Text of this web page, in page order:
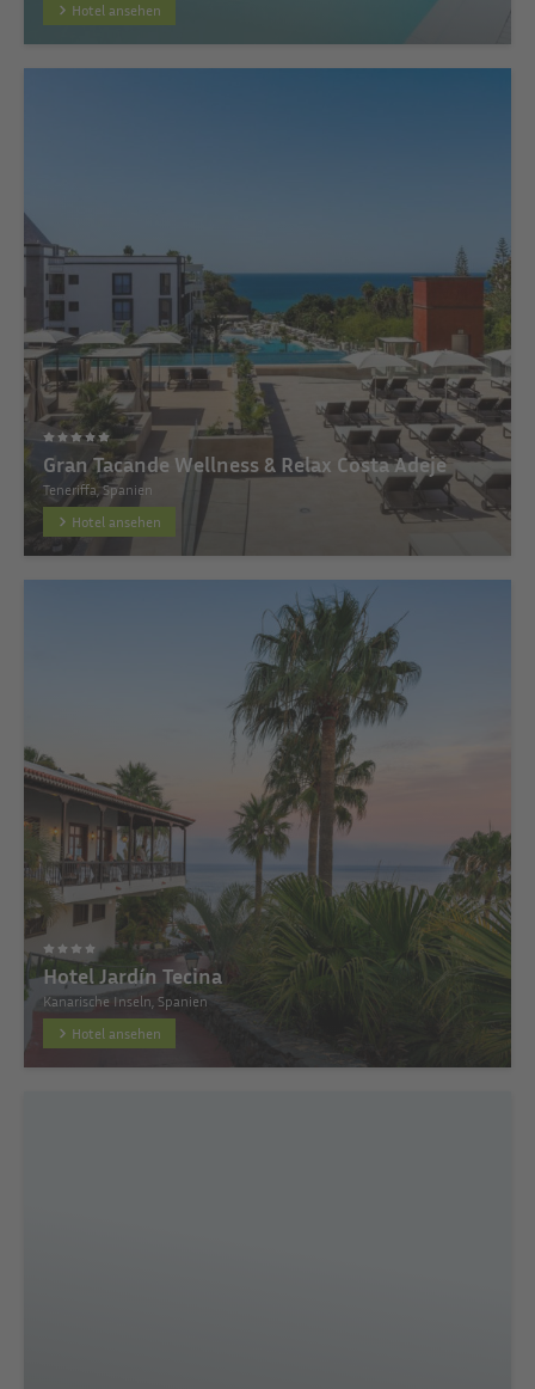
Hotel ansehen
Gran Tacande Wellness & Relax Costa Adeje
Teneriffa, Spanien
Hotel ansehen
Hotel Jardín Tecina
Kanarische Inseln, Spanien
Hotel ansehen